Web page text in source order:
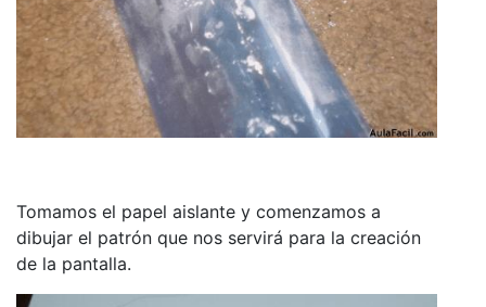
Tomamos el papel aislante y comenzamos a
dibujar el patrón que nos servirá para la creación
de la pantalla.